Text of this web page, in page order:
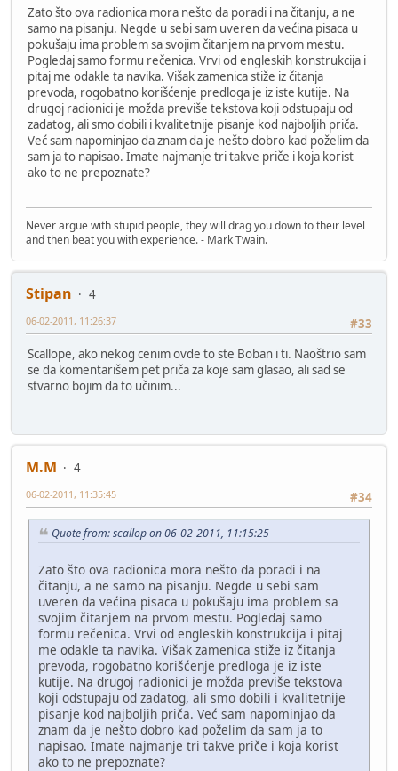
Zato što ova radionica mora nešto da poradi i na čitanju, a ne
samo na pisanju. Negde u sebi sam uveren da većina pisaca u
pokušaju ima problem sa svojim čitanjem na prvom mestu.
Pogledaj samo formu rečenica. Vrvi od engleskih konstrukcija i
pitaj me odakle ta navika. Višak zamenica stiže iz čitanja
prevoda, rogobatno korišćenje predloga je iz iste kutije. Na
drugoj radionici je možda previše tekstova koji odstupaju od
zadatog, ali smo dobili i kvalitetnije pisanje kod najboljih priča.
Već sam napominjao da znam da je nešto dobro kad poželim da
sam ja to napisao. Imate najmanje tri takve priče i koja korist
ako to ne prepoznate?
Never argue with stupid people, they will drag you down to their level
and then beat you with experience. - Mark Twain.
Stipan
4
#33
06-02-2011, 11:26:37
Scallope, ako nekog cenim ovde to ste Boban i ti. Naoštrio sam
se da komentarišem pet priča za koje sam glasao, ali sad se
stvarno bojim da to učinim...
M.M
4
#34
06-02-2011, 11:35:45
Quote from: scallop on 06-02-2011, 11:15:25
Zato što ova radionica mora nešto da poradi i na
čitanju, a ne samo na pisanju. Negde u sebi sam
uveren da većina pisaca u pokušaju ima problem sa
svojim čitanjem na prvom mestu. Pogledaj samo
formu rečenica. Vrvi od engleskih konstrukcija i pitaj
me odakle ta navika. Višak zamenica stiže iz čitanja
prevoda, rogobatno korišćenje predloga je iz iste
kutije. Na drugoj radionici je možda previše tekstova
koji odstupaju od zadatog, ali smo dobili i kvalitetnije
pisanje kod najboljih priča. Već sam napominjao da
znam da je nešto dobro kad poželim da sam ja to
napisao. Imate najmanje tri takve priče i koja korist
ako to ne prepoznate?